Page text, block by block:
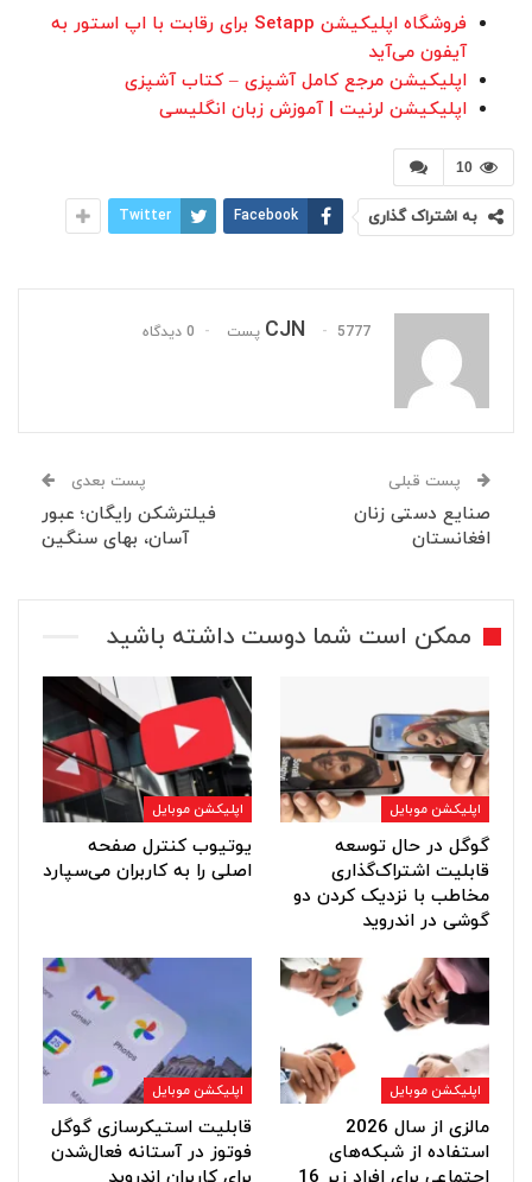
فروشگاه اپلیکیشن Setapp برای رقابت با اپ استور به
آیفون می‌آید
اپلیکیشن مرجع کامل آشپزی – کتاب آشپزی
اپلیکیشن لرنیت | آموزش زبان انگلیسی
10
به اشتراک گذاری Facebook
Twitter
CJN 5777 پست 0 دیدگاه
پست قبلی
صنایع دستی زنان
افغانستان
پست بعدی
فیلترشکن رایگان؛ عبور
آسان، بهای سنگین
ممکن است شما دوست داشته باشید
اپلیکشن موبایل
گوگل در حال توسعه
قابلیت اشتراک‌گذاری
مخاطب با نزدیک کردن دو
گوشی در اندروید
اپلیکشن موبایل
یوتیوب کنترل صفحه
اصلی را به کاربران می‌سپارد
اپلیکشن موبایل
مالزی از سال 2026
استفاده از شبکه‌های
اپلیکشن موبایل
قابلیت استیکرسازی گوگل
فوتوز در آستانه فعال‌شدن